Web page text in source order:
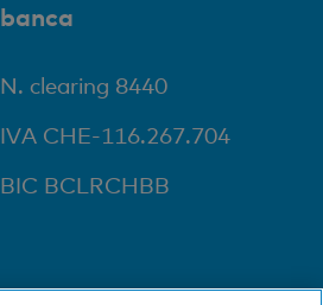
banca
N. clearing 8440
IVA CHE-116.267.704
BIC BCLRCHBB